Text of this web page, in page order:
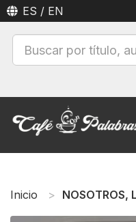
ES / EN
Inicio NOSOTROS,